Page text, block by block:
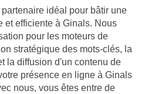
idéal pour bâtir une
et efficiente à Ginals. Nous
pour les moteurs de
stratégique des mots-clés, la
la diffusion d'un contenu de
présence en ligne à Ginals
nous, vous êtes entre de